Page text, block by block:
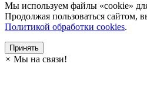
Мы используем файлы «cookie»
Продолжая пользоваться сайтом,
Политикой обработки cookies.
Принять
× Мы на связи!